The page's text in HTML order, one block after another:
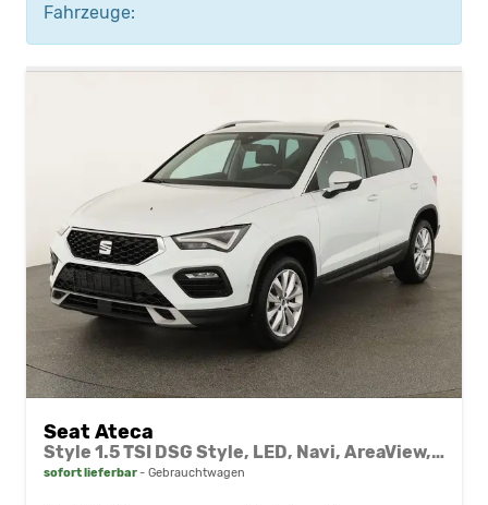
Fahrzeuge:
Seat Ateca
Style 1.5 TSI DSG Style, LED, Navi, AreaView, ACC, Side
sofort lieferbar Gebrauchtwagen